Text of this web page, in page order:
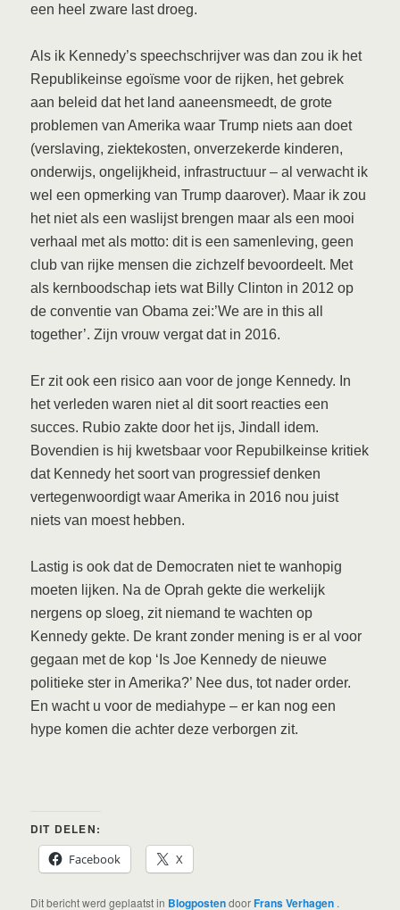
een heel zware last droeg.
Als ik Kennedy’s speechschrijver was dan zou ik het
Republikeinse egoïsme voor de rijken, het gebrek
aan beleid dat het land aaneensmeedt, de grote
problemen van Amerika waar Trump niets aan doet
(verslaving, ziektekosten, onverzekerde kinderen,
onderwijs, ongelijkheid, infrastructuur – al verwacht ik
wel een opmerking van Trump daarover). Maar ik zou
het niet als een waslijst brengen maar als een mooi
verhaal met als motto: dit is een samenleving, geen
club van rijke mensen die zichzelf bevoordeelt. Met
als kernboodschap iets wat Billy Clinton in 2012 op
de conventie van Obama zei:’We are in this all
together’. Zijn vrouw vergat dat in 2016.
Er zit ook een risico aan voor de jonge Kennedy. In
het verleden waren niet al dit soort reacties een
succes. Rubio zakte door het ijs, Jindall idem.
Bovendien is hij kwetsbaar voor Repubilkeinse kritiek
dat Kennedy het soort van progressief denken
vertegenwoordigt waar Amerika in 2016 nou juist
niets van moest hebben.
Lastig is ook dat de Democraten niet te wanhopig
moeten lijken. Na de Oprah gekte die werkelijk
nergens op sloeg, zit niemand te wachten op
Kennedy gekte. De krant zonder mening is er al voor
gegaan met de kop ‘Is Joe Kennedy de nieuwe
politieke ster in Amerika?’ Nee dus, tot nader order.
En wacht u voor de mediahype – er kan nog een
hype komen die achter deze verborgen zit.
DIT DELEN:
Facebook
X
Dit bericht werd geplaatst in BlogpostendoorFrans Verhagen .